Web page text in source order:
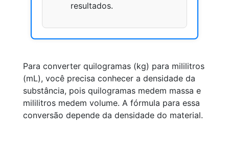
resultados.
Para converter quilogramas (kg) para mililitros
(mL), você precisa conhecer a densidade da
substância, pois quilogramas medem massa e
mililitros medem volume. A fórmula para essa
conversão depende da densidade do material.